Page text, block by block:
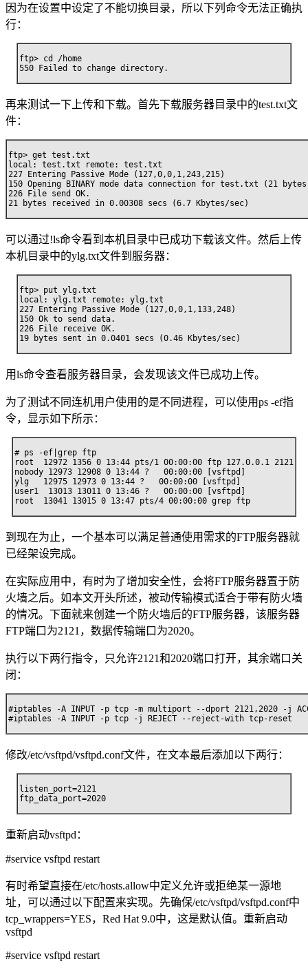
因为在设置中设定了不能切换目录，所以下列命令无法正确执
行：
ftp> cd /home
550 Failed to change directory.
再来测试一下上传和下载。首先下载服务器目录中的test.txt文
件：
ftp> get test.txt
local: test.txt remote: test.txt
227 Entering Passive Mode (127,0,0,1,243,215)
150 Opening BINARY mode data connection for test.txt (21
226 File send OK.
21 bytes received in 0.00308 secs (6.7 Kbytes/sec)
可以通过!ls命令看到本机目录中已成功下载该文件。然后上传
本机目录中的ylg.txt文件到服务器：
ftp> put ylg.txt
local: ylg.txt remote: ylg.txt
227 Entering Passive Mode (127,0,0,1,133,248)
150 Ok to send data.
226 File receive OK.
19 bytes sent in 0.0401 secs (0.46 Kbytes/sec)
用ls命令查看服务器目录，会发现该文件已成功上传。
为了测试不同连机用户使用的是不同进程，可以使用ps -ef指
令，显示如下所示：
# ps -ef|grep ftp
root  12972 1356 0 13:44 pts/1 00:00:00 ftp 127.0.0.1 2121
nobody 12973 12908 0 13:44 ?   00:00:00 [vsftpd]
ylg   12975 12973 0 13:44 ?   00:00:00 [vsftpd]
user1  13013 13011 0 13:46 ?   00:00:00 [vsftpd]
root  13041 13015 0 13:47 pts/4 00:00:00 grep ftp
到现在为止，一个基本可以满足普通使用需求的FTP服务器就
已经架设完成。
在实际应用中，有时为了增加安全性，会将FTP服务器置于防
火墙之后。如本文开头所述，被动传输模式适合于带有防火墙
的情况。下面就来创建一个防火墙后的FTP服务器，该服务器
FTP端口为2121，数据传输端口为2020。
执行以下两行指令，只允许2121和2020端口打开，其余端口关
闭：
#iptables -A INPUT -p tcp -m multiport --dport 2121,2020 -j
#iptables -A INPUT -p tcp -j REJECT --reject-with tcp-reset
修改/etc/vsftpd/vsftpd.conf文件，在文本最后添加以下两行：
listen_port=2121
ftp_data_port=2020
重新启动vsftpd：
#service vsftpd restart
有时希望直接在/etc/hosts.allow中定义允许或拒绝某一源地
址，可以通过以下配置来实现。先确保/etc/vsftpd/vsftpd.conf中
tcp_wrappers=YES，Red Hat 9.0中，这是默认值。重新启动
vsftpd
#service vsftpd restart